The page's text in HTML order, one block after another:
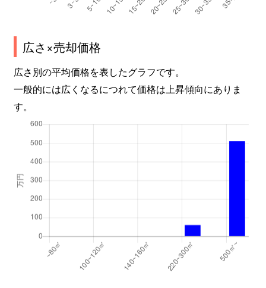
広さ×売却価格
広さ別の平均価格を表したグラフです。
一般的には広くなるにつれて価格は上昇傾向にありま
す。